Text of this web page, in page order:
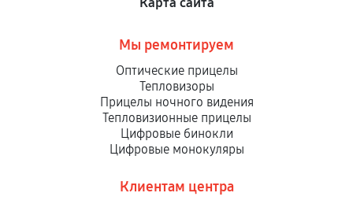
Мы ремонтируем
Оптические прицелы
Тепловизоры
Прицелы ночного видения
Тепловизионные прицелы
Цифровые бинокли
Цифровые монокуляры
Клиентам центра